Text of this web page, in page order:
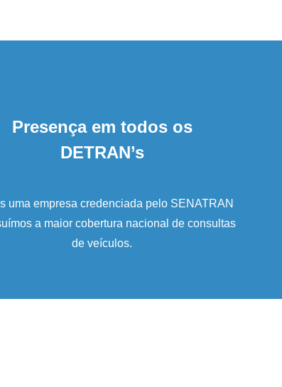
Presença em todos os
DETRAN’s
uma empresa credenciada pelo SENATRAN
a maior cobertura nacional de consultas
de veículos.